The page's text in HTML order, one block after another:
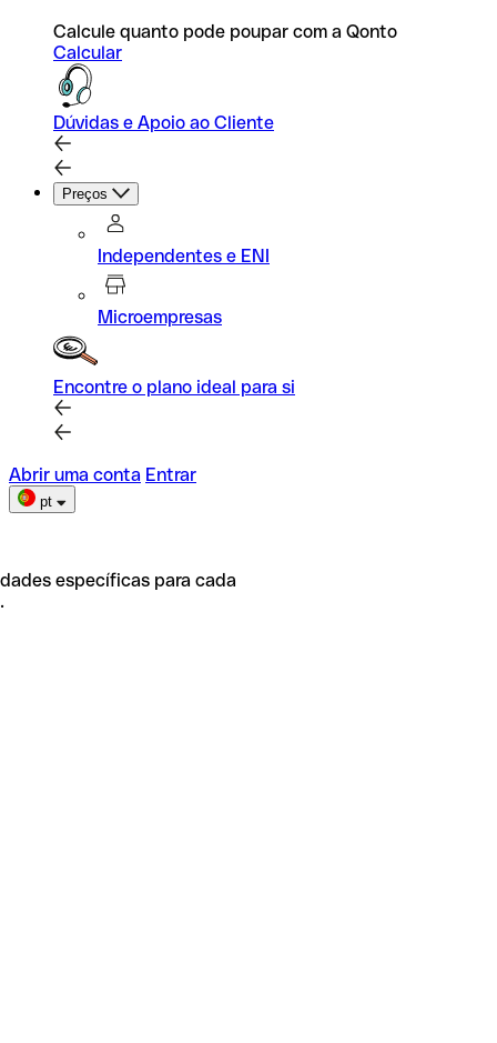
Calcule quanto pode poupar com a Qonto
Calcular
Dúvidas e Apoio ao Cliente
Preços
Independentes e ENI
Microempresas
Encontre o plano ideal para si
Abrir uma conta Entrar
pt
específicas para cada